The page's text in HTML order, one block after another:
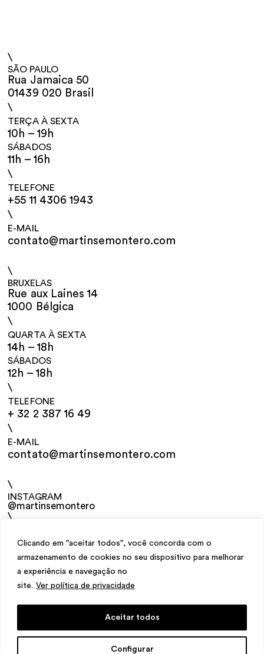
Clicando em "aceitar todos", você concorda com o
armazenamento de cookies no seu dispositivo para melhorar
a experiência e navegação no
site. Ver política de privacidade
Configurar
Aceitar todos
\
SÃO PAULO
Rua Jamaica 50
01439 020 Brasil
\
TERÇA À SEXTA
10h – 19h
SÁBADOS
11h – 16h
\
TELEFONE
+55 11 4306 1943
\
E-MAIL
contato@martinsemontero.com
\
BRUXELAS
Rue aux Laines 14
1000 Bélgica
\
QUARTA À SEXTA
14h – 18h
SÁBADOS
12h – 18h
\
TELEFONE
+ 32 2 387 16 49
\
E-MAIL
contato@martinsemontero.com
\
INSTAGRAM
@martinsemontero
\